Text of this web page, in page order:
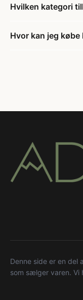
Hvilken kategori
Hvor kan jeg købe
Denne side er en
som sælger varen. Vi